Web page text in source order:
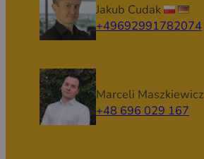
Jakub Cudak
+49692991782074
Marceli Maszkiewicz
+48 696 029 167